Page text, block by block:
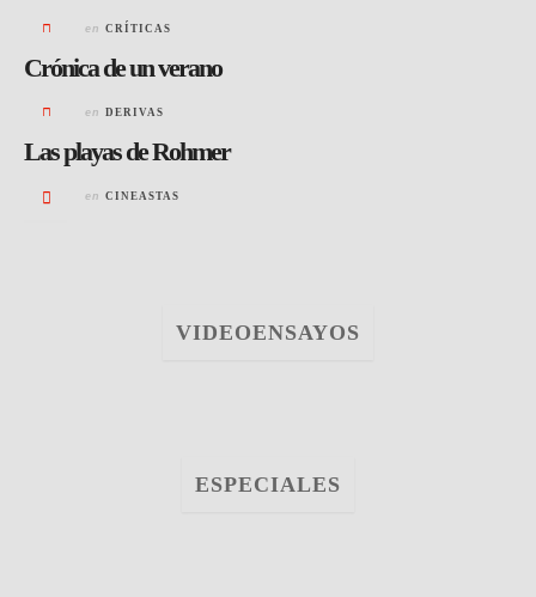
en CRÍTICAS
Crónica de un verano
en DERIVAS
Las playas de Rohmer
en CINEASTAS
VIDEOENSAYOS
ESPECIALES